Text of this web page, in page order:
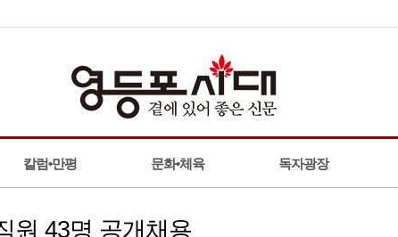
칼럼•만평 문화•체육 독자광장
원 43명 공개채용